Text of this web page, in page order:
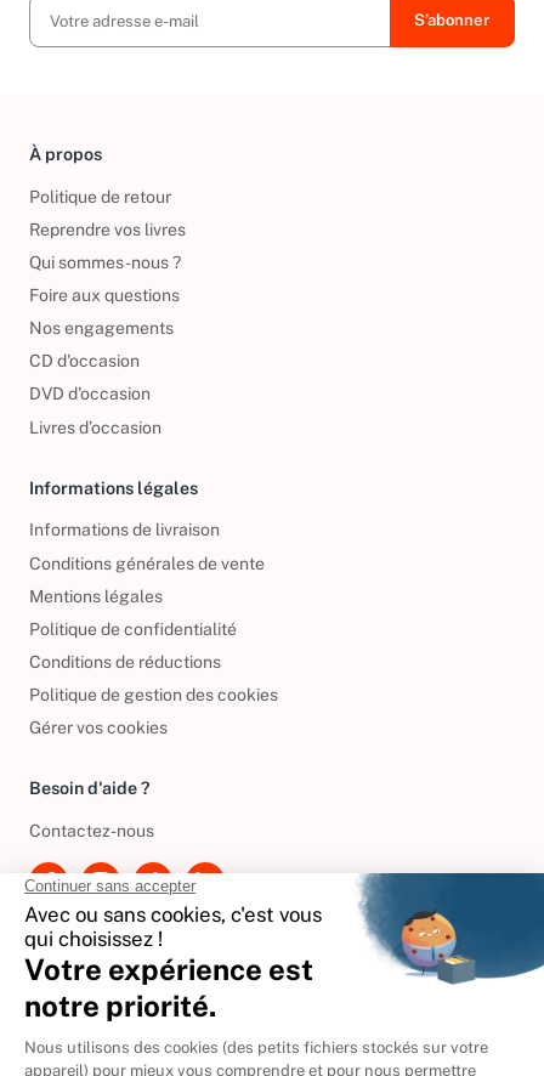
À propos
Politique de retour
Reprendre vos livres
Qui sommes-nous ?
Foire aux questions
Nos engagements
CD d'occasion
DVD d'occasion
Livres d’occasion
Informations légales
Informations de livraison
Conditions générales de vente
Mentions légales
Politique de confidentialité
Conditions de réductions
Politique de gestion des cookies
Gérer vos cookies
Besoin d'aide ?
Contactez-nous
International
🇪🇸Espagne
🇩🇪Allemagne
🇮🇹 Italie